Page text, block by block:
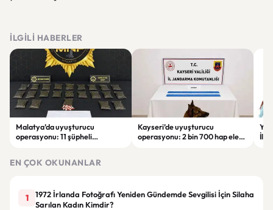
İLGILI HABERLER
Malatya’da uyuşturucu
operasyonu: 11 şüpheli
Kayseri’de uyuşturucu
operasyonu: 2 bin 700 hap ele
EN ÇOK OKUNANLAR
1
1972 İrlanda Fotoğrafı Yeniden Gündemde Sevgilisi İçin Silaha
Sarılan Kadın Kimdir?